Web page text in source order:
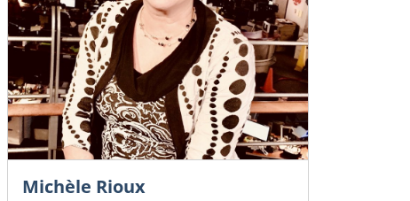
Veille internationale sur la culture et le commerce
Michèle Rioux